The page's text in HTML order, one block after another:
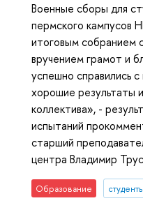
Военные сборы для
пермского кампусов
итоговым собранием
вручением грамот и
успешно справились
хорошие результаты
коллектива», -
испытаний
старший
центра Владимир
Образование студенты